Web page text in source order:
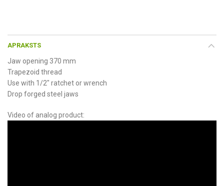
APRAKSTS
Jaw opening 370 mm
Trapezoid thread
Use with 1/2" ratchet or wrench
Drop forged steel jaws
Video of analog product: